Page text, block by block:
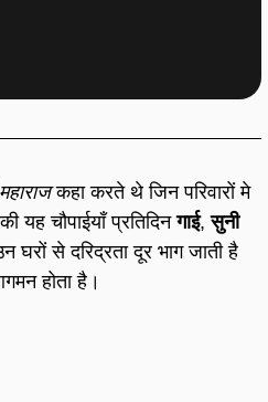
कहा करते थे जिन परिवारों मे
यह चौपाईयाँ प्रतिदिनगाई,सुनी
घरों से दरिद्रता दूर भाग जाती है
होता है।